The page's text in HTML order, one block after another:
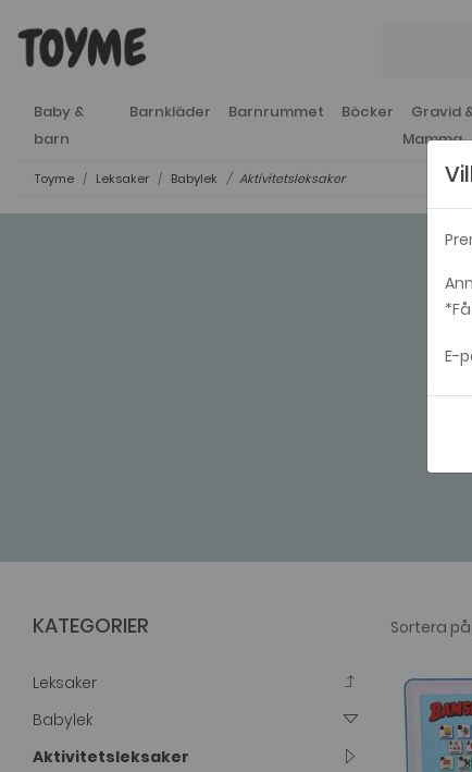
Baby &
barn
Barnkläder Barnrummet Böcker
Gravid
Mamma
Toyme Leksaker Babylek Aktivitetsleksaker
KATEGORIER
Leksaker
Babylek
Aktivitetsleksaker
E-